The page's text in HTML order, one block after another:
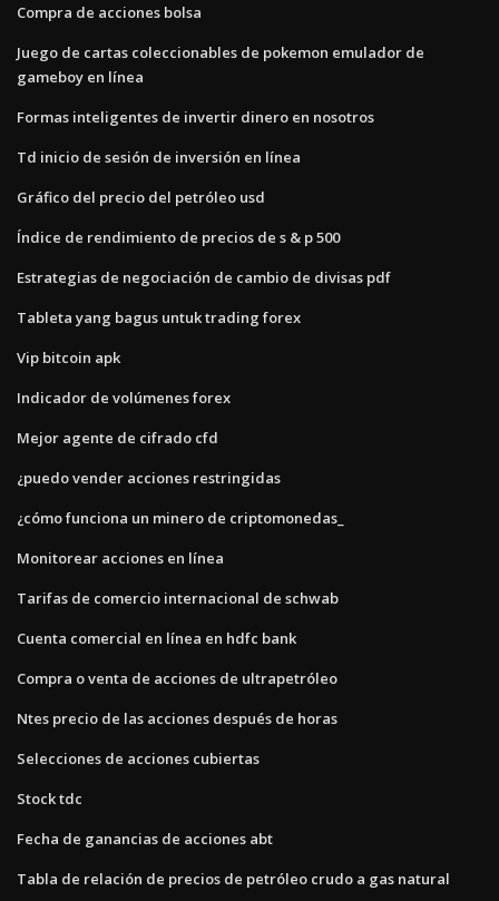
Compra de acciones bolsa
Juego de cartas coleccionables de pokemon emulador de
gameboy en línea
Formas inteligentes de invertir dinero en nosotros
Td inicio de sesión de inversión en línea
Gráfico del precio del petróleo usd
Índice de rendimiento de precios de s & p 500
Estrategias de negociación de cambio de divisas pdf
Tableta yang bagus untuk trading forex
Vip bitcoin apk
Indicador de volúmenes forex
Mejor agente de cifrado cfd
¿puedo vender acciones restringidas
¿cómo funciona un minero de criptomonedas_
Monitorear acciones en línea
Tarifas de comercio internacional de schwab
Cuenta comercial en línea en hdfc bank
Compra o venta de acciones de ultrapetróleo
Ntes precio de las acciones después de horas
Selecciones de acciones cubiertas
Stock tdc
Fecha de ganancias de acciones abt
Tabla de relación de precios de petróleo crudo a gas natural